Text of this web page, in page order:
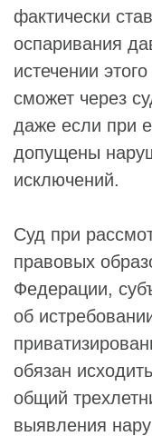
фактически
оспаривания
истечении
сможет через
даже если при
допущены
исключений.
Суд при
правовых
Федерации,
об
обязан
общий
выявления